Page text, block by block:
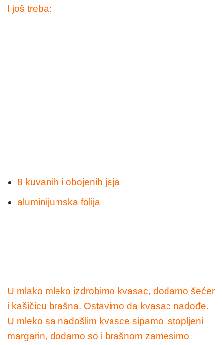
I još treba:
8 kuvanih i obojenih jaja
aluminijumska folija
U mlako mleko izdrobimo kvasac, dodamo šećer
i kašičicu brašna. Ostavimo da kvasac nadođe.
U mleko sa nadošlim kvasce sipamo istopljeni
margarin, dodamo so i brašnom zamesimo